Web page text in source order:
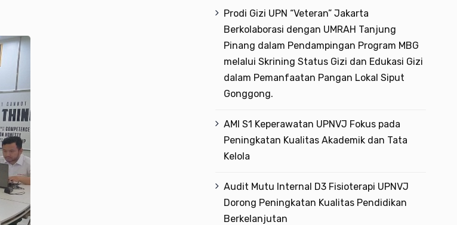
Prodi Gizi UPN “Veteran” Jakarta
Berkolaborasi dengan UMRAH Tanjung
Pinang dalam Pendampingan Program MBG
melalui Skrining Status Gizi dan Edukasi Gizi
dalam Pemanfaatan Pangan Lokal Siput
Gonggong.
AMI S1 Keperawatan UPNVJ Fokus pada
Peningkatan Kualitas Akademik dan Tata
Kelola
Audit Mutu Internal D3 Fisioterapi UPNVJ
Dorong Peningkatan Kualitas Pendidikan
Berkelanjutan